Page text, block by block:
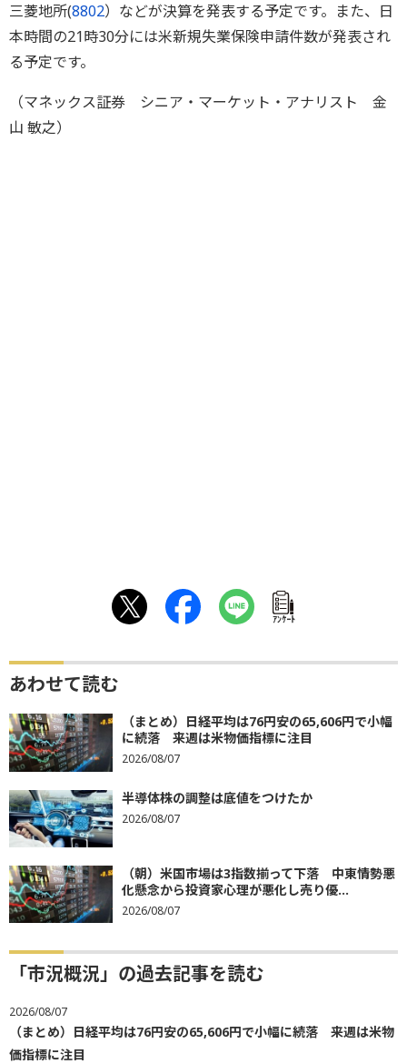
三菱地所(8802）などが決算を発表する予定です。また、日
本時間の21時30分には米新規失業保険申請件数が発表され
る予定です。
（マネックス証券 シニア・マーケット・アナリスト 金
山 敏之）
ｱﾝｹｰﾄ
あわせて読む
（まとめ）日経平均は76円安の65,606円で小幅
に続落 来週は米物価指標に注目
2026/08/07
半導体株の調整は底値をつけたか
2026/08/07
（朝）米国市場は3指数揃って下落 中東情勢悪
化懸念から投資家心理が悪化し売り優...
2026/08/07
「市況概況」の過去記事を読む
2026/08/07
（まとめ）日経平均は76円安の65,606円で小幅に続落 来週は米物
価指標に注目